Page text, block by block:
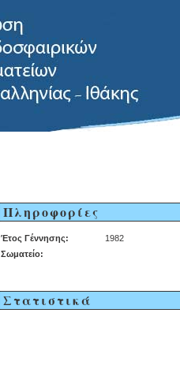
Πληροφορίες
Έτος Γέννησης:
1982
Σωματείο:
Στατιστικά